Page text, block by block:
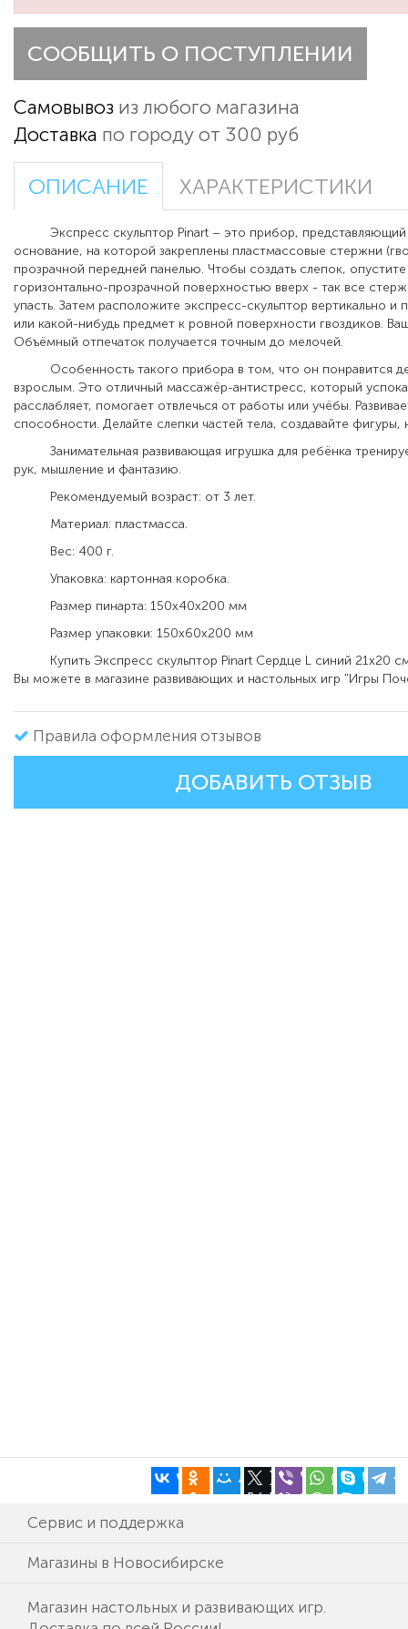
СООБЩИТЬ О ПОСТУПЛЕНИИ
Самовывоз из любого магазина
Доставка по городу от 300 руб
ОПИСАНИЕ ХАРАКТЕРИСТИКИ
Экспресс скульптор Pinart – это прибор, представляющий
основание, на которой закреплены пластмассовые стержни
прозрачной передней панелью. Чтобы создать слепок,
горизонтально-прозрачной поверхностью вверх - так все
упасть. Затем расположите экспресс-скульптор вертикально и
или какой-нибудь предмет к ровной поверхности гвоздиков.
Объёмный отпечаток получается точным до мелочей.
Особенность такого прибора в том, что он понравится
взрослым. Это отличный массажёр-антистресс, который
расслабляет, помогает отвлечься от работы или учёбы.
способности. Делайте слепки частей тела, создавайте
Занимательная развивающая игрушка для ребёнка
рук, мышление и фантазию.
Рекомендуемый возраст: от 3 лет.
Материал: пластмасса.
Вес: 400 г.
Упаковка: картонная коробка.
Размер пинарта: 150х40х200 мм
Размер упаковки: 150х60х200 мм
Купить Экспресс скульптор Pinart Сердце L синий 21х20
Вы можете в магазине развивающих и настольных игр "Игры
Правила оформления отзывов
ДОБАВИТЬ ОТЗЫВ
Сервис и поддержка
Магазины в Новосибирске
Магазин настольных и развивающих игр.